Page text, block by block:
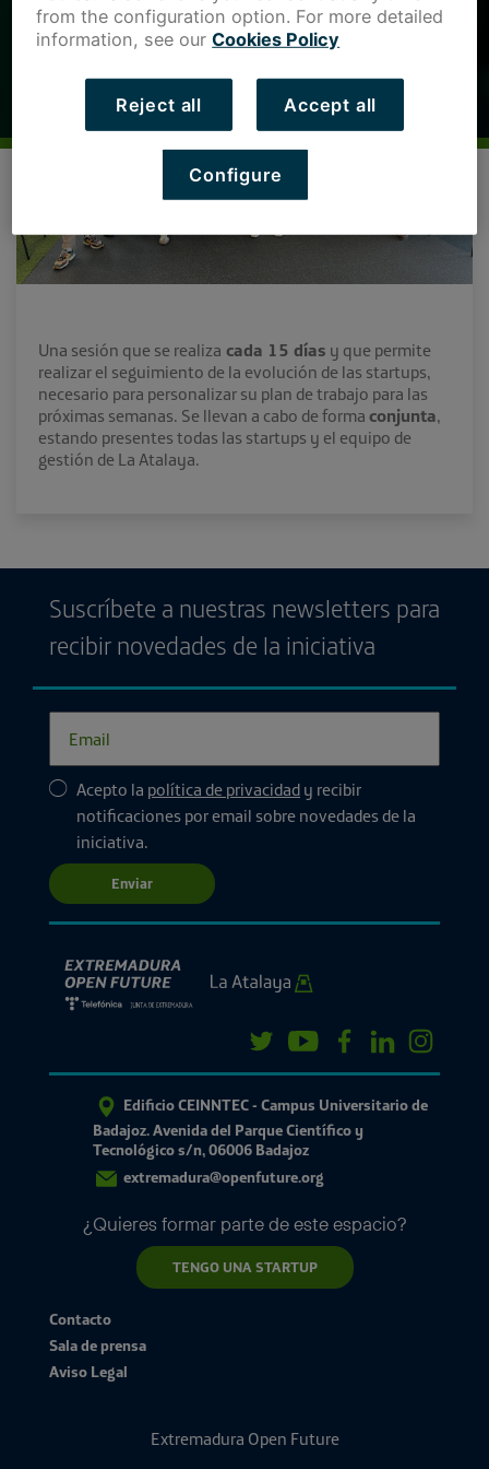
Una sesión que se realiza cada 15 días y que permite
realizar el seguimiento de la evolución de las startups,
necesario para personalizar su plan de trabajo para las
próximas semanas. Se llevan a cabo de forma conjunta,
estando presentes todas las startups y el equipo de
gestión de La Atalaya.
Suscríbete a nuestras newsletters para
recibir novedades de la iniciativa
Acepto la política de privacidad y recibir
notificaciones por email sobre novedades de la
iniciativa.
Enviar
Edificio CEINNTEC - Campus Universitario de
Badajoz. Avenida del Parque Científico y
Tecnológico s/n, 06006 Badajoz
extremadura@openfuture.org
¿Quieres formar parte de este espacio?
TENGO UNA STARTUP
Contacto
Sala de prensa
Aviso Legal
Extremadura Open Future
from the configuration option. For more detailed
information, see our Cookies Policy
Reject all Accept all
Configure